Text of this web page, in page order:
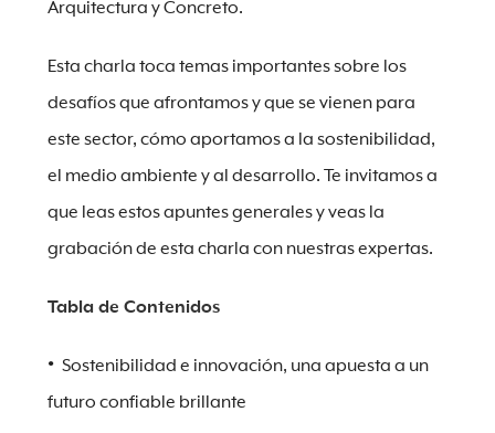
Arquitectura y Concreto.
Esta charla toca temas importantes sobre los
desafíos que afrontamos y que se vienen para
este sector, cómo aportamos a la sostenibilidad,
el medio ambiente y al desarrollo. Te invitamos a
que leas estos apuntes generales y veas la
grabación de esta charla con nuestras expertas.
Tabla de Contenidos
Sostenibilidad e innovación, una apuesta a un
futuro confiable brillante